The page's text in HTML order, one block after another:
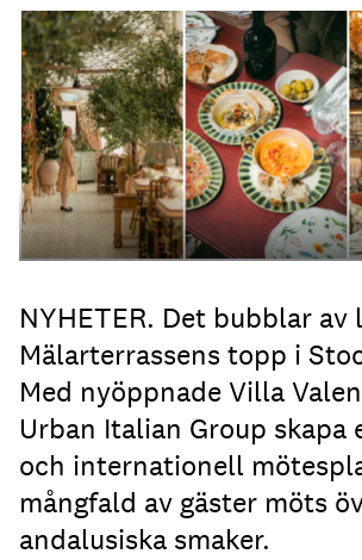
FOTO: Urban Italian Group
NYHETER. Det bubblar av
Mälarterrassens topp i
Med nyöppnade Villa
Urban Italian Group skapa
och internationell
mångfald av gäster möts
andalusiska smaker.